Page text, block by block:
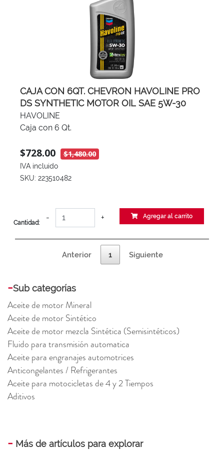
-Sub categorías
Aceite de motor Mineral
Aceite de motor Sintético
Aceite de motor mezcla Sintética (Semisintéticos)
Fluido para transmisión automatica
Aceite para engranajes automotrices
Anticongelantes / Refrigerantes
Aceite para motocicletas de 4 y 2 Tiempos
Aditivos
- Más de artículos para explorar
CAJA CON 6QT. CHEVRON HAVOLINE PRO
DS SYNTHETIC MOTOR OIL SAE 5W-30
HAVOLINE
Caja con 6 Qt.
$728.00 $1,480.00
IVA incluido
SKU: 223510482
Cantidad:
- + Agregar al carrito
Anterior 1 Siguiente